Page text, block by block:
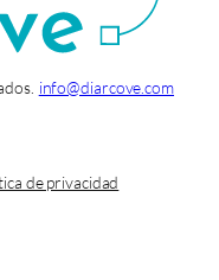
info@diarcove.com
de privacidad